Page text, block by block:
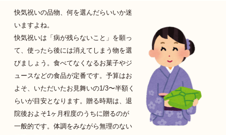
快気祝いの品物、何を選んだらいいか迷
いますよね。
快気祝いは「病が残らないこと」を願っ
て、使ったら後には消えてしまう物を選
びましょう。食べてなくなるお菓子やジ
ュースなどの食品が定番です。予算はお
よそ、いただいたお見舞いの1/3〜半額く
らいが目安となります。贈る時期は、退
院後およそ1ヶ月程度のうちに贈るのが
一般的です。体調をみながら無理のない